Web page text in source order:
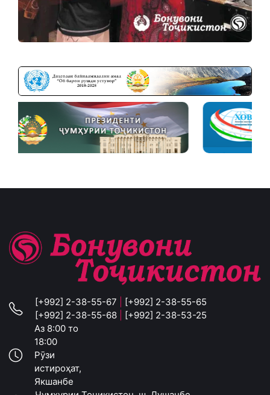
[+992] 2-38-55-67
[+992] 2-38-55-65
[+992] 2-38-55-68
[+992] 2-38-53-25
Аз 8:00 то
18:00
Рӯзи
истироҳат,
Якшанбе